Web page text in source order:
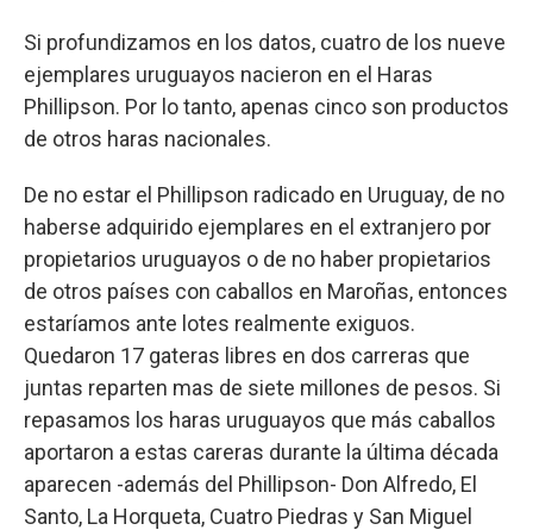
Si profundizamos en los datos, cuatro de los nueve
ejemplares uruguayos nacieron en el Haras
Phillipson. Por lo tanto, apenas cinco son productos
de otros haras nacionales.
De no estar el Phillipson radicado en Uruguay, de no
haberse adquirido ejemplares en el extranjero por
propietarios uruguayos o de no haber propietarios
de otros países con caballos en Maroñas, entonces
estaríamos ante lotes realmente exiguos.
Quedaron 17 gateras libres en dos carreras que
juntas reparten mas de siete millones de pesos. Si
repasamos los haras uruguayos que más caballos
aportaron a estas careras durante la última década
aparecen -además del Phillipson- Don Alfredo, El
Santo, La Horqueta, Cuatro Piedras y San Miguel